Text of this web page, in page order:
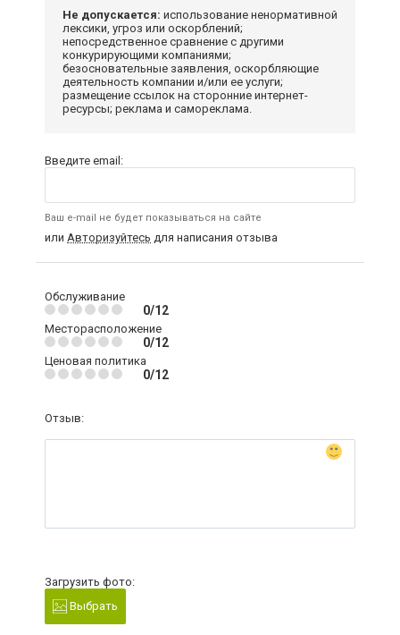
Не допускается: использование ненормативной
лексики, угроз или оскорблений;
непосредственное сравнение с другими
конкурирующими компаниями;
безосновательные заявления, оскорбляющие
деятельность компании и/или ее услуги;
размещение ссылок на сторонние интернет-
ресурсы; реклама и самореклама.
Введите email:
Ваш e-mail не будет показываться на сайте
или Авторизуйтесь для написания отзыва
Обслуживание
0/12
Месторасположение
0/12
Ценовая политика
0/12
Отзыв:
Загрузить фото:
Выбрать